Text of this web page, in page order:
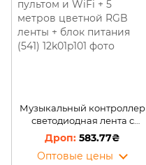
Музыкальный контроллер
светодиодная лента c
пультом и WiFi + 5 метров
цветной RGB ленты + блок
питания (541)
583.77₴
Оптовые цены